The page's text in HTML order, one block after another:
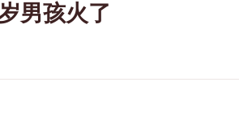
男孩火了